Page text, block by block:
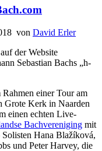
von David Erler
der Website
Sebastian Bachs „h-
einer Tour am
Grote Kerk in Naarden
einen echten Live-
Bachvereniging mit
Solisten Hana Blažíková,
und Peter Harvey, die